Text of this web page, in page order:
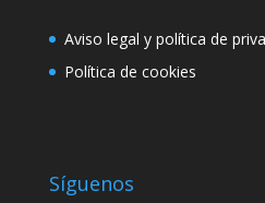
Aviso legal y política de
Política de cookies
Síguenos